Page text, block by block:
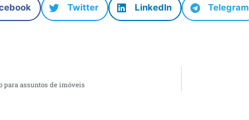
Twitter LinkedIn Telegram
para assuntos de imóveis